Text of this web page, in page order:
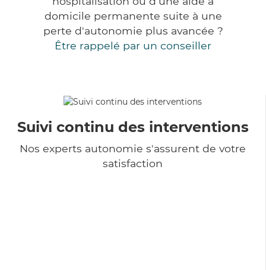
domicile permanente suite à une
perte d'autonomie plus avancée ?
Être rappelé par un conseiller
Suivi continu des interventions
Nos experts autonomie s'assurent de votre
satisfaction